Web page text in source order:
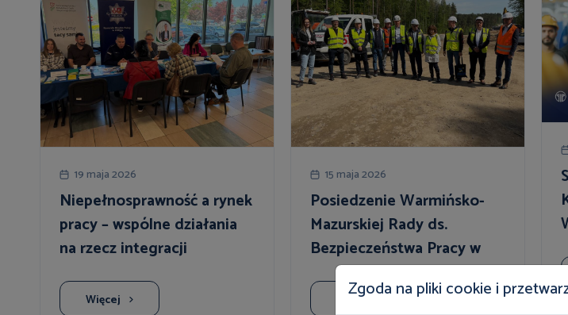
19 maja 2026
Niepełnosprawność a rynek
pracy – wspólne działania
na rzecz integracji
Więcej
15 maja 2026
Posiedzenie Warmińsko-
Mazurskiej Rady ds.
Bezpieczeństwa Pracy w
Budownictwie
Więcej
Zgoda na pliki cookie i